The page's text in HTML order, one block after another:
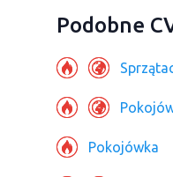
Podobne
Pokojówka